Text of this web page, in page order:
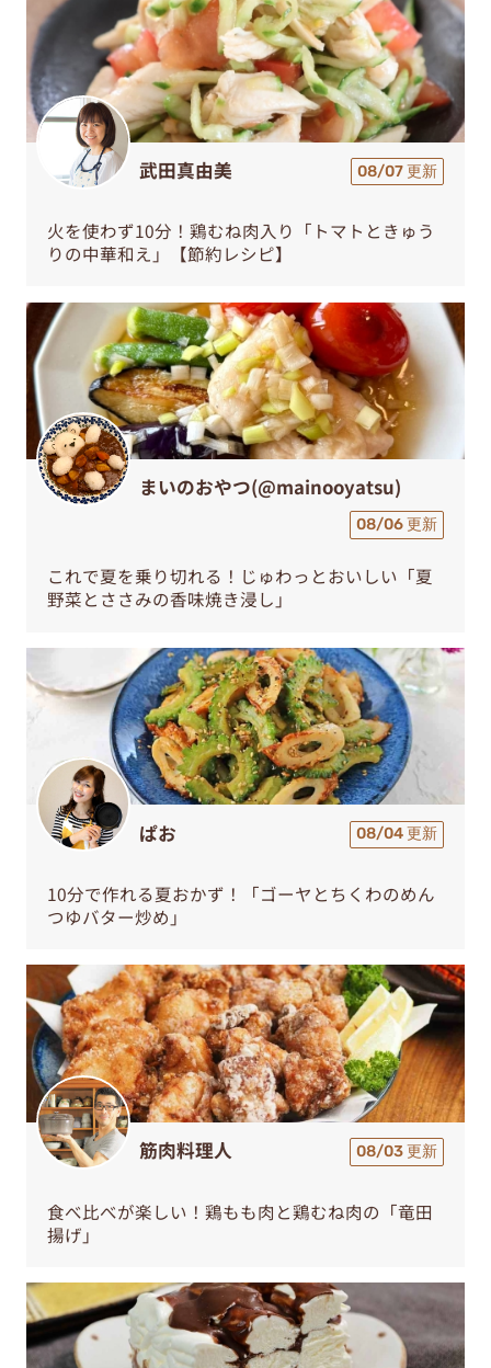
武田真由美 08/07 更新
火を使わず10分！鶏むね肉入り「トマトときゅう
りの中華和え」【節約レシピ】
まいのおやつ(@mainooyatsu)
08/06 更新
これで夏を乗り切れる！じゅわっとおいしい「夏
野菜とささみの香味焼き浸し」
ぱお 08/04 更新
10分で作れる夏おかず！「ゴーヤとちくわのめん
つゆバター炒め」
筋肉料理人 08/03 更新
食べ比べが楽しい！鶏もも肉と鶏むね肉の「竜田
揚げ」